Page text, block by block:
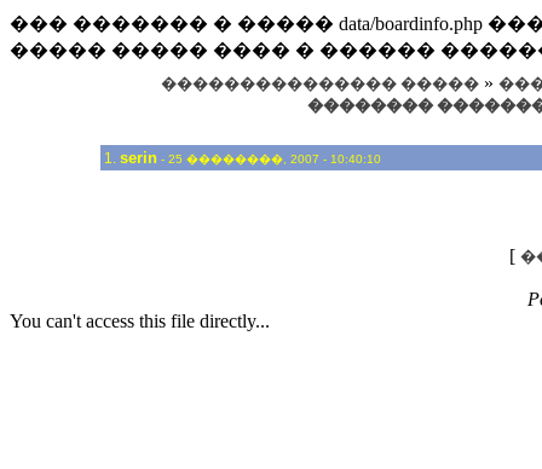
��� ������� � ����� data/
����� ����� ���� � ������
��������������� ����� »
��������
1. serin- 25 ��������, 2007 - 10:40:10
[
You can't access this file directly...